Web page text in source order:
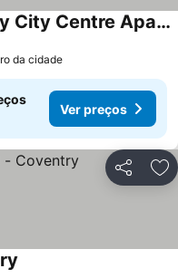
Beautiful Modern Coventry City Centre Apartment
da cidade
Ver preços
Partilhar